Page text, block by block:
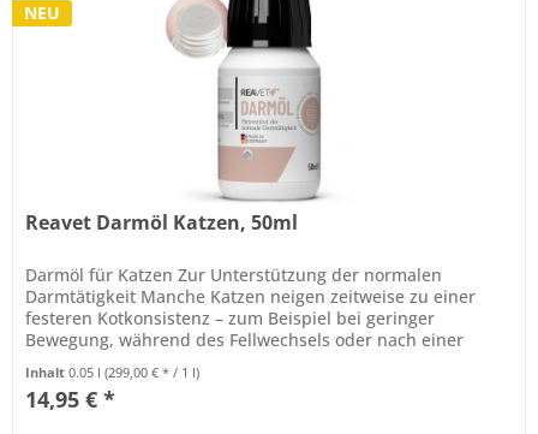
NEU
Reavet Darmöl Katzen, 50ml
Darmöl für Katzen Zur Unterstützung der normalen
Darmtätigkeit Manche Katzen neigen zeitweise zu einer
festeren Kotkonsistenz – zum Beispiel bei geringer
Bewegung, während des Fellwechsels oder nach einer
Inhalt0.05 l(299,00 € * / 1 l)
14,95 € *